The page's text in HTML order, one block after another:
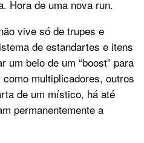
Hora de uma nova run.
vive só de trupes e
de estandartes e itens
um belo de um “boost” para
multiplicadores, outros
de um místico, há até
permanentemente a